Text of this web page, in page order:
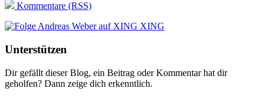
Kommentare (RSS)
XING
Unterstützen
Dir gefällt dieser Blog, ein Beitrag oder Kommentar hat dir
geholfen? Dann zeige dich erkenntlich.